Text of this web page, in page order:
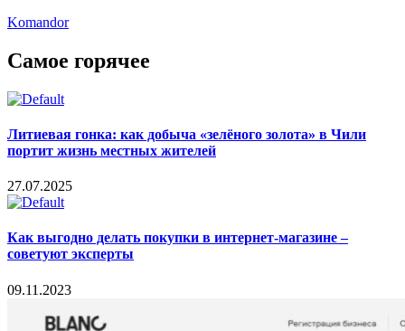
Komandor
Самое горячее
Литиевая гонка: как добыча «зелёного золота» в Чили
портит жизнь местных жителей
27.07.2025
Как выгодно делать покупки в интернет-магазине –
советуют эксперты
09.11.2023